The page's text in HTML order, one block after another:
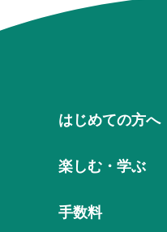
はじめての方へ
楽しむ・学ぶ
手数料